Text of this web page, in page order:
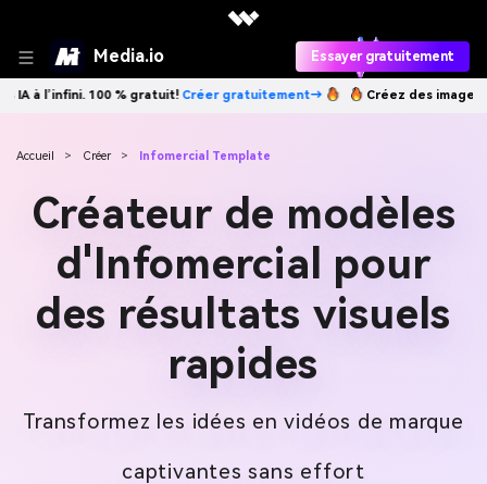
Media.io Essayer gratuitement
Créez des images IA à l’infini. 100 % gratuit!Créer gratuitement→
Accueil > Créer > Infomercial Template
Créateur de modèles
d'Infomercial pour
des résultats visuels
rapides
Transformez les idées en vidéos de marque
captivantes sans effort